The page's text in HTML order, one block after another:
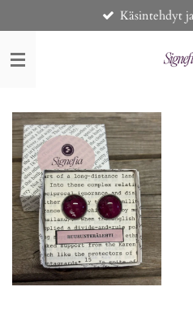
pääsisältöön
Käsintehdyt ja kotimaiset